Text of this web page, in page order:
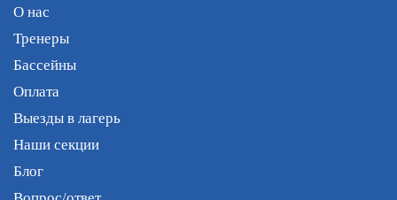
О нас
Тренеры
Бассейны
Оплата
Выезды в лагерь
Наши секции
Блог